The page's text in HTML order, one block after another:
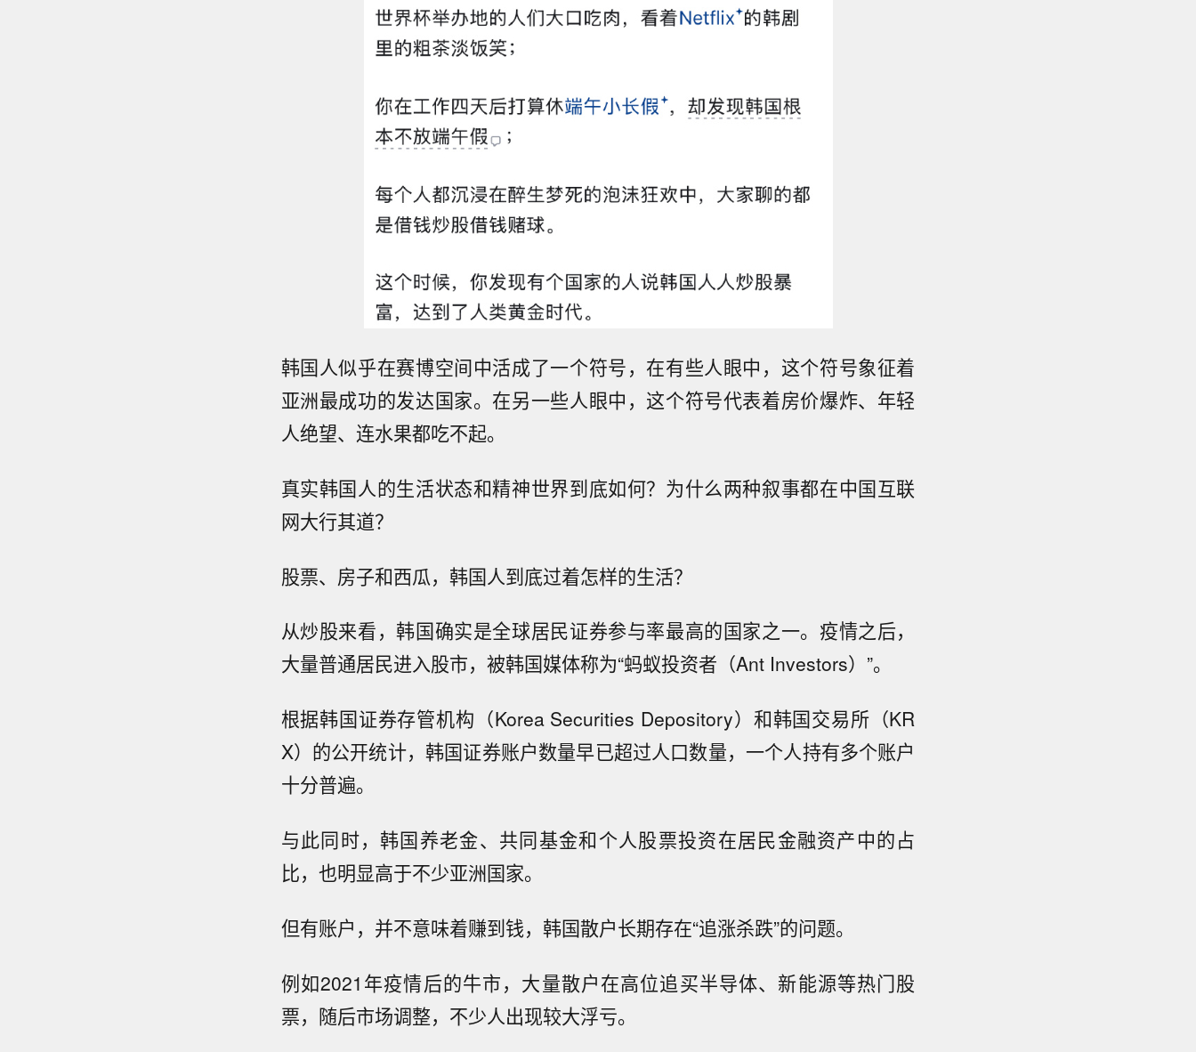
韩国人似乎在赛博空间中活成了一个符号，在有些人眼中，这个符号象征着
亚洲最成功的发达国家。在另一些人眼中，这个符号代表着房价爆炸、年轻
人绝望、连水果都吃不起。
真实韩国人的生活状态和精神世界到底如何？为什么两种叙事都在中国互联
网大行其道？
股票、房子和西瓜，韩国人到底过着怎样的生活？
从炒股来看，韩国确实是全球居民证券参与率最高的国家之一。疫情之后，
大量普通居民进入股市，被韩国媒体称为“蚂蚁投资者（Ant Investors）”。
根据韩国证券存管机构（Korea Securities Depository）和韩国交易所（KR
X）的公开统计，韩国证券账户数量早已超过人口数量，一个人持有多个账户
十分普遍。
与此同时，韩国养老金、共同基金和个人股票投资在居民金融资产中的占
比，也明显高于不少亚洲国家。
但有账户，并不意味着赚到钱，韩国散户长期存在“追涨杀跌”的问题。
例如2021年疫情后的牛市，大量散户在高位追买半导体、新能源等热门股
票，随后市场调整，不少人出现较大浮亏。